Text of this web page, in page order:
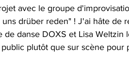
avec le groupe
drüber reden" ! J'ai hâte de
danse DOXS et Lisa Weltzin
plutôt que sur scène pour